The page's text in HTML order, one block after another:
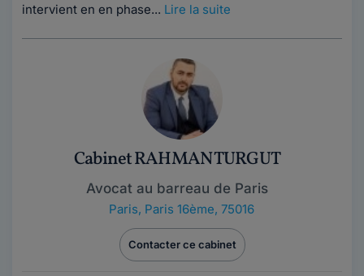
intervient en en phase... Lire la suite
Cabinet RAHMAN TURGUT
Avocat au barreau de Paris
Paris, Paris 16ème, 75016
Contacter ce cabinet